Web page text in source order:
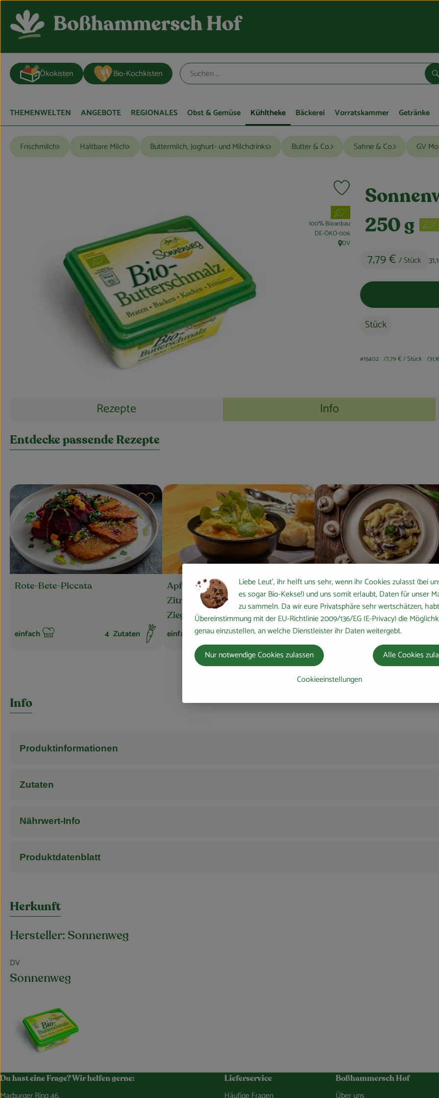
Ökokisten Bio-Kochkisten
THEMENWELTEN ANGEBOTE REGIONALES Obst & Gemüse Kühltheke Bäckerei Vorratskammer Getränke
Frischmilch Haltbare Milch Buttermilch, Joghurt- und Milchdrinks Butter & Co. Sahne & Co. GV
250 g
7,79 € / Stück
Produkt zu Favouriten hinzufügen
, Verband:
100% Bioanbau
, Kontrollstelle:
DE-ÖKO-006
, Herkunft:
DV
Stück
#15402 7,79 €/ Stück
Rezepte Info
Entdecke passende Rezepte
Rote-Bete-Piccata
Schwierigkeit:
einfach 4 Zutaten
Rezept zu Favouriten hinzufügen
Apfel-Zwiebel-Salat mit
Zitronenthymian und
Ziegenkäsehaube
Schwierigkeit:
einfach 8Zutaten
Rezept zu Favouriten hinzufügen
Schupfnudeln in
Champignonrahmsoße
einfach
Info
Produktinformationen
Zutaten
Nährwert-Info
Produktdatenblatt
Herkunft
Hersteller: Sonnenweg
DV
Sonnenweg
Du hast eine Frage? Wir helfen gerne: Lieferservice Boßhammersch Hof
Liebe Leut', ihr helft uns sehr, wenn ihr Cookies zulasst (bei
es sogar Bio-Kekse!) und uns somit erlaubt, Daten für unser
zu sammeln. Da wir eure Privatsphäre sehr wertschätzen,
Übereinstimmung mit der EU-Richtlinie 2009/136/EG (E-Privacy) die
genau einzustellen, an welche Dienstleister ihr Daten weitergebt.
Cookieeinstellungen
Nur notwendige Cookies zulassen Alle Cookies